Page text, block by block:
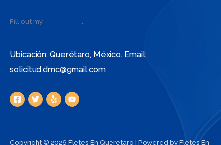
Fill out my .
Ubicación: Querétaro, México. Email:
solicitud.dmc@gmail.com
Copyright © 2026 Fletes En Queretaro | Powered by Fletes En